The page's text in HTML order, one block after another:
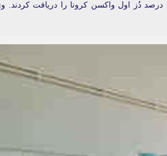
ارتباطات و
افراد بالای ۶۰ سال بوده، یک هزار و ۱۱۵ نفر است که از این جمعیت، معادل ۸۰ درصد دُز اول واکسن کرونا را دریافت